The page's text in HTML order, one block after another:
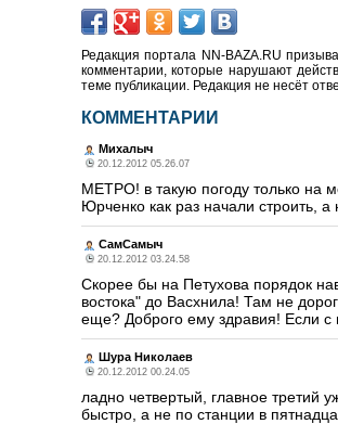
Редакция портала NN-BAZA.RU
комментарии, которые нарушают
теме публикации. Редакция не несёт
КОММЕНТАРИИ
Михалыч
20.12.2012 05.26.07
МЕТРО! в такую погоду только на
Юрченко как раз начали строить,
СамСамыч
20.12.2012 03.24.58
Скорее бы на Петухова порядок
востока" до Васхнила! Там не
еще? Доброго ему здравия! Если с
Шура Николаев
20.12.2012 00.24.05
ладно четвертый, главное третий
быстро, а не по станции в